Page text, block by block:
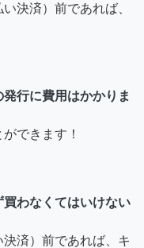
決済）前であれば、
行に費用はかかりま
できます！
わなくてはいけない
済）前であれば、キ